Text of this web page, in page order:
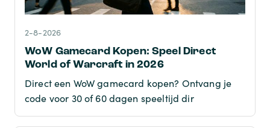
2-8-2026
WoW Gamecard Kopen: Speel Direct
World of Warcraft in 2026
Direct een WoW gamecard kopen? Ontvang je
code voor 30 of 60 dagen speeltijd dir